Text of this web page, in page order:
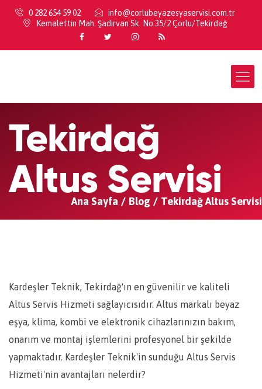
0 282 654 59 02
info@corlubeyazesyaservisi.com.tr
Kemalettin Mah. Şadırvan Sk. No:35/2 Çorlu/Tekirdağ
Tekirdağ
Altus Servisi
Ana Sayfa Blog Tekirdağ Altus Servisi
Kardeşler Teknik, Tekirdağ'ın en güvenilir ve kaliteli
Altus Servis Hizmeti sağlayıcısıdır. Altus markalı beyaz
eşya, klima, kombi ve elektronik cihazlarınızın bakım,
onarım ve montaj işlemlerini profesyonel bir şekilde
yapmaktadır. Kardeşler Teknik'in sunduğu Altus Servis
Hizmeti'nin avantajları nelerdir?